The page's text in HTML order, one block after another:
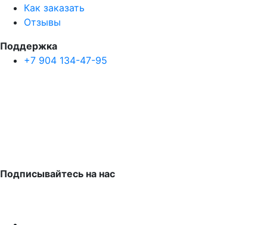
Как заказать
Отзывы
Поддержка
+7 904 134-47-95
Подписывайтесь на нас